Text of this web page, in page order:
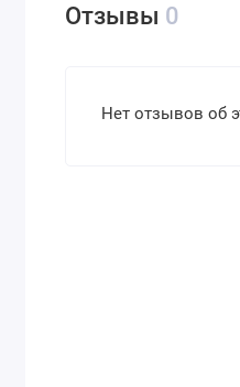
Отзывы 0
Нет отзывов об